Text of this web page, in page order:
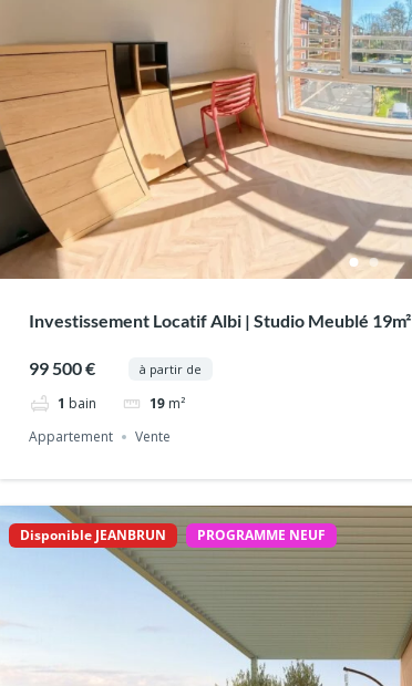
Investissement Locatif Albi | Studio Meublé 19m²
99 500 € à partir de
1 bain 19 m²
Appartement
Vente
Disponible JEANBRUN PROGRAMME NEUF